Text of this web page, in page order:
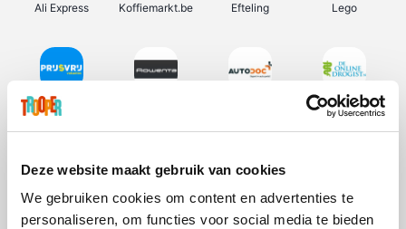
Deze website maakt gebruik van cookies
We gebruiken cookies om content en advertenties te
personaliseren, om functies voor social media te bieden
Ali Express Koffiemarkt.be Efteling Lego
Prijsvrij De Online Drogist
Vidaxl Lampenlicht.be Adidas Hotels.com